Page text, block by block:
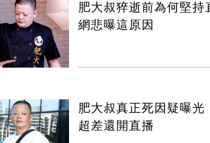
肥大叔猝逝前為何堅持
網悲曝這原因
肥大叔真正死因疑曝光
超差還開直播